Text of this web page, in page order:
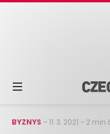
BYZNYS –11. 3. 2021 – 2 min